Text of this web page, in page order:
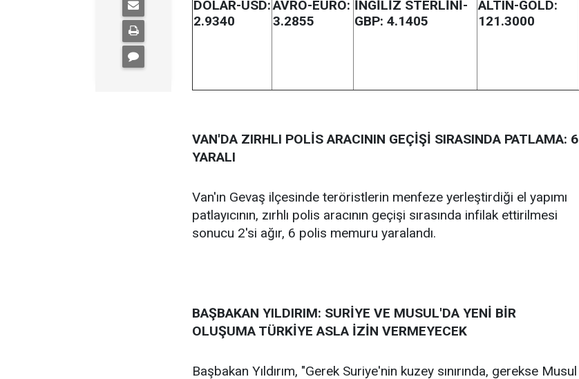
DOLAR-USD:
2.9340
AVRO-EURO:
3.2855
İNGİLİZ STERLİNİ-
GBP: 4.1405
ALTIN-GOLD:
121.3000
VAN'DA ZIRHLI POLİS ARACININ GEÇİŞİ SIRASINDA PATLAMA: 6
YARALI
Van'ın Gevaş ilçesinde teröristlerin menfeze yerleştirdiği el yapımı
patlayıcının, zırhlı polis aracının geçişi sırasında infilak ettirilmesi
sonucu 2'si ağır, 6 polis memuru yaralandı.
BAŞBAKAN YILDIRIM: SURİYE VE MUSUL'DA YENİ BİR
OLUŞUMA TÜRKİYE ASLA İZİN VERMEYECEK
Başbakan Yıldırım, "Gerek Suriye'nin kuzey sınırında, gerekse Musul